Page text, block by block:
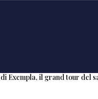
Exempla, il grand tour del